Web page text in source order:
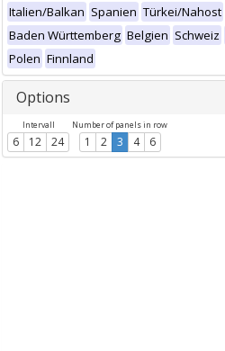
Italien/Balkan Spanien Türkei/Nahost
Baden Württemberg Belgien Schweiz
Polen Finnland
Options
Intervall
6 12 24
Number of panels in row
1 2 3 4 6